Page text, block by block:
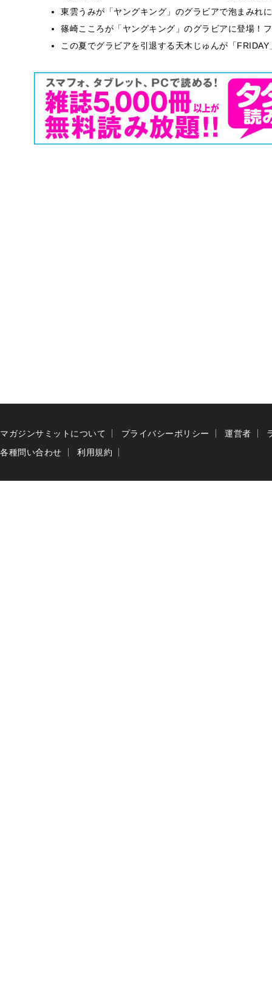
東雲うみが「ヤングキング」のグラビアで泡まみれ
篠崎こころが「ヤングキング」のグラビアに登場！
この夏でグラビアを引退する天木じゅんが「
マガジンサミットについて プライバシーポリシー 運営者
各種問い合わせ
利用規約